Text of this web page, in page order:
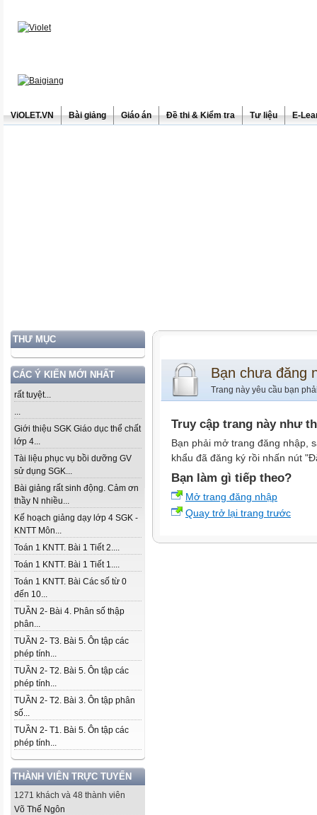
ViOLET.VN Bài giảng Giáo án Đề thi & Kiểm tra Tư liệu E-
THƯ MỤC
CÁC Ý KIẾN MỚI NHẤT
rất tuyệt...
...
Giới thiệu SGK Giáo dục thể chất
lớp 4...
Tài liệu phục vụ bồi dưỡng GV
sử dụng SGK...
Bài giảng rất sinh động. Cảm ơn
thầy N nhiều...
Kế hoạch giảng dạy lớp 4 SGK -
KNTT Môn...
Toán 1 KNTT. Bài 1 Tiết 2....
Toán 1 KNTT. Bài 1 Tiết 1....
Toán 1 KNTT. Bài Các số từ 0
đến 10...
TUẦN 2- Bài 4. Phân số thập
phân...
TUẦN 2- T3. Bài 5. Ôn tập các
phép tính...
TUẦN 2- T2. Bài 5. Ôn tập các
phép tính...
TUẦN 2- T2. Bài 3. Ôn tập phân
số...
TUẦN 2- T1. Bài 5. Ôn tập các
phép tính...
THÀNH VIÊN TRỰC TUYẾN
1271 khách và 48 thành viên
Võ Thế Ngôn
Bạn chưa đăng
Trang này yêu cầu bạn
Truy cập trang này như
Bạn phải mở trang đăng nhập,
khẩu đã đăng ký rồi nhấn nút
Bạn làm gì tiếp theo?
Mở trang đăng nhập
Quay trở lại trang trước